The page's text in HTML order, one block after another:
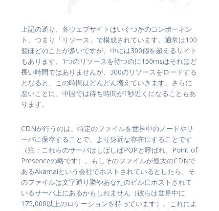
上記の通り、各ウェブサイトはいくつかのコンポーネン
ト、つまり「リソース」で構成されています。通常は100
個ほどのことが多いですが、中には300個を超えるサイト
もあります。1つのリソースを待つのに150msはそれほど
長い時間ではありませんが、300のリソースをロードする
となると、この時間はどんどん増えていきます。さらに
悪いことに、中国では待ち時間が1秒近くになることもあ
ります。
CDNが行うのは、特定のファイルを世界中のノードやサ
ーバに保存することで、より身近な存在にすることです
（注：これらのサーバはしばしばPOPと呼ばれ、Point of
Presenceの略です）。もしそのファイルが最大のCDNで
あるAkamaiという会社でホストされているとしたら、そ
のファイルは文字通り隣やあなたのビルにホストされて
いるサーバ上にあるかもしれません（彼らは世界中に
175,000以上のロケーションを持っています）。これによ